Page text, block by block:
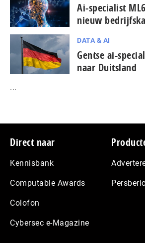
Ai-specialist
nieuw
DATA & AI
Gentse ai-
naar Duitsland
...
Footer
Direct naar
Kennisbank
Computable Awards
Colofon
Cybersec e-Magazine